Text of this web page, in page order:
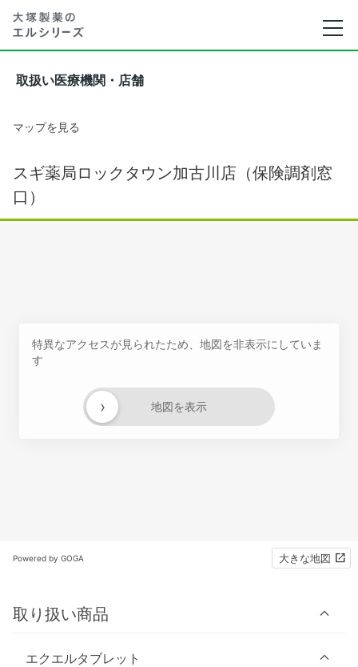
取扱い医療機関・店舗
マップを見る
スギ薬局ロックタウン加古川店（保険調剤窓
口）
特異なアクセスが見られたため、地図を非表示にしていま
す
地図を表示
›
Powered by GOGA 大きな地図
取り扱い商品
エクエルタブレット